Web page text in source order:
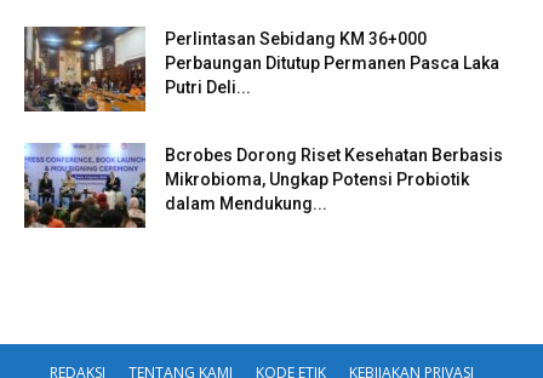
Perlintasan Sebidang KM 36+000
Perbaungan Ditutup Permanen Pasca Laka
Putri Deli...
Bcrobes Dorong Riset Kesehatan Berbasis
Mikrobioma, Ungkap Potensi Probiotik
dalam Mendukung...
REDAKSI TENTANG KAMI KODE ETIK KEBIJAKAN PRIVASI